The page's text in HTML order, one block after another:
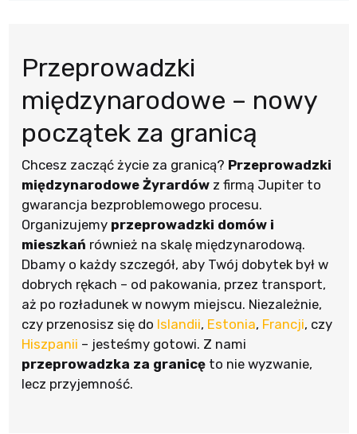
Przeprowadzki
międzynarodowe – nowy
początek za granicą
Chcesz zacząć życie za granicą? Przeprowadzki
międzynarodowe Żyrardówz firmą Jupiter to
gwarancja bezproblemowego procesu.
Organizujemy przeprowadzki domów i
mieszkań również na skalę międzynarodową.
Dbamy o każdy szczegół, aby Twój dobytek był w
dobrych rękach – od pakowania, przez transport,
aż po rozładunek w nowym miejscu. Niezależnie,
czy przenosisz się do Islandii, Estonia, Francji, czy
Hiszpanii – jesteśmy gotowi. Z nami
przeprowadzka za granicęto nie wyzwanie,
lecz przyjemność.